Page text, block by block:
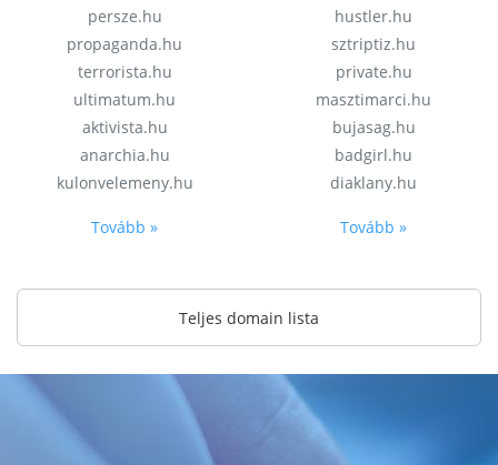
persze.hu
propaganda.hu
terrorista.hu
ultimatum.hu
aktivista.hu
anarchia.hu
kulonvelemeny.hu
Tovább »
hustler.hu
sztriptiz.hu
private.hu
masztimarci.hu
bujasag.hu
badgirl.hu
diaklany.hu
Tovább »
Teljes domain lista